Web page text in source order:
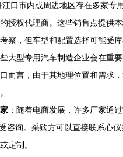
江口市内或周边地区存在多家专
授权代理商。这些销售点提供
察，但车型和配置选择可能受库
些大型专用汽车制造企业会在重
而言，由于其地理位置和需求
：随着电商发展，许多厂家通
咨询。采购方可以直接联系心
定制。